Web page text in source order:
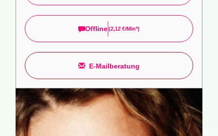
Offline(2,12 €/min*)
E-Mailberatung